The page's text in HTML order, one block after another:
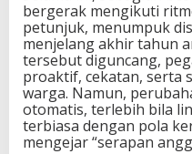
bergerak mengikuti
petunjuk, menumpuk
menjelang akhir tahun
tersebut diguncang,
proaktif, cekatan, serta
warga. Namun,
otomatis, terlebih bila
terbiasa dengan pola
mengejar “serapan